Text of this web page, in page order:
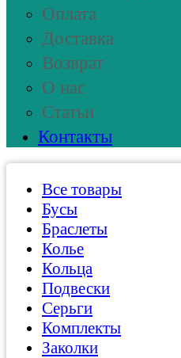
Оплата
Доставка
Возврат
О нас
Статьи
Контакты
Все товары
Бусы
Браслеты
Колье
Кольца
Подвески
Серьги
Комплекты
Заколки